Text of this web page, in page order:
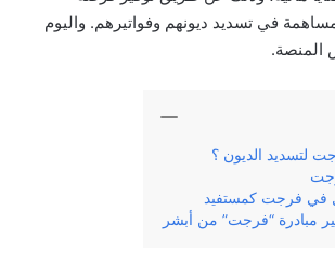
في تسديد ديونهم وفواتيرهم. واليوم
المنصة.
لتسديد الديون ؟
في فرجت كمستفيد
مبادرة “فرجت” من أبشر